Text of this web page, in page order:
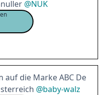
@NUK
auf die Marke ABC De
@baby-walz